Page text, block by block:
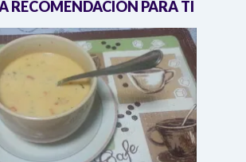
RECOMENDACIÓN PARA TI